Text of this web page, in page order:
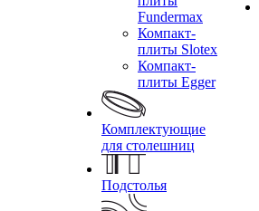
Fundermax
Компакт-
плиты Slotex
Компакт-
плиты Egger
Комплектующие
для столешниц
Подстолья